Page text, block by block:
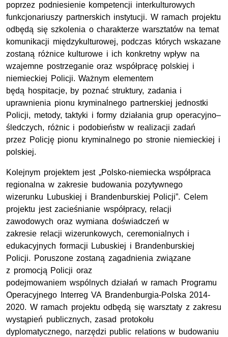
poprzez podniesienie kompetencji interkulturowych
funkcjonariuszy partnerskich instytucji. W ramach projektu
odbędą się szkolenia o charakterze warsztatów na temat
komunikacji międzykulturowej, podczas których wskazane
zostaną różnice kulturowe i ich konkretny wpływ na
wzajemne postrzeganie oraz współpracę polskiej i
niemieckiej Policji. Ważnym elementem
będą hospitacje, by poznać struktury, zadania i
uprawnienia pionu kryminalnego partnerskiej jednostki
Policji, metody, taktyki i formy działania grup operacyjno–
śledczych, różnic i podobieństw w realizacji zadań
przez Policję pionu kryminalnego po stronie niemieckiej i
polskiej.
Kolejnym projektem jest „Polsko-niemiecka współpraca
regionalna w zakresie budowania pozytywnego
wizerunku Lubuskiej i Brandenburskiej Policji”. Celem
projektu jest zacieśnianie współpracy, relacji
zawodowych oraz wymiana doświadczeń w
zakresie relacji wizerunkowych, ceremonialnych i
edukacyjnych formacji Lubuskiej i Brandenburskiej
Policji. Poruszone zostaną zagadnienia związane
z promocją Policji oraz
podejmowaniem wspólnych działań w ramach Programu
Operacyjnego Interreg VA Brandenburgia-Polska 2014-
2020. W ramach projektu odbędą się warsztaty z zakresu
wystąpień publicznych, zasad protokołu
dyplomatycznego, narzędzi public relations w budowaniu